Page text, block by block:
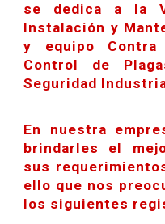
se dedica a la
Instalación y
y equipo Contra
Control de
Seguridad
En nuestra
brindarles el
sus
ello que nos
los siguientes